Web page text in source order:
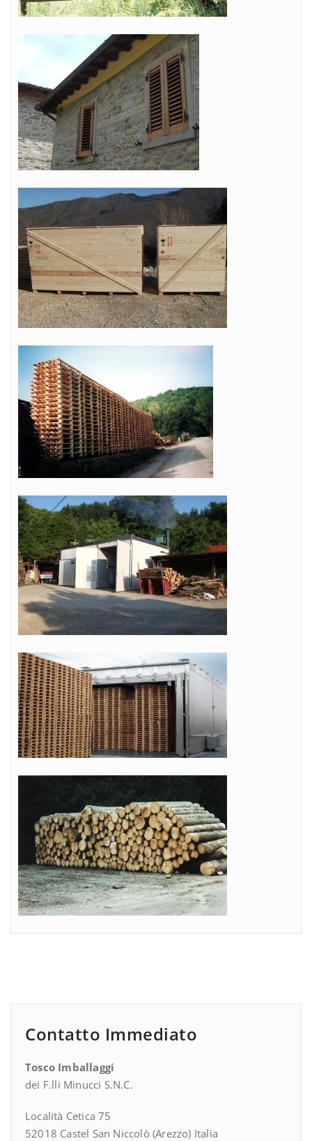
Contatto Immediato
Tosco Imballaggi
dei F.lli Minucci S.N.C.
Località Cetica 75
52018 Castel San Niccolò (Arezzo) Italia